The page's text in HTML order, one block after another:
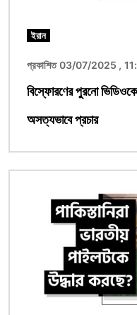
ইরান
প্রকাশিত 03/07/2025 ,
বিস্ফোরণের পুরনো ভিডিওকে
অসত্যভাবে প্রচার